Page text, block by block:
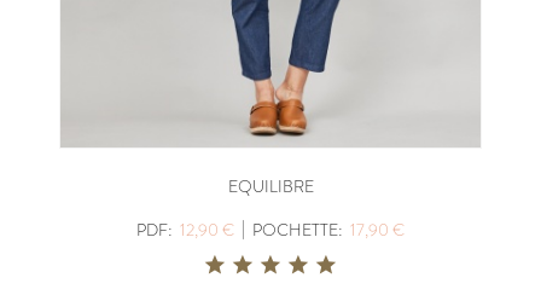
EQUILIBRE
PDF: 12,90 € | POCHETTE: 17,90 €